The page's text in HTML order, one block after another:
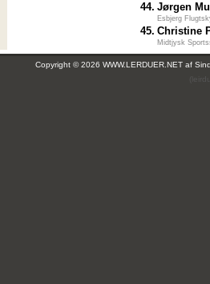
44. Jørgen
Esbjerg
45. Christine
Midtjysk
Copyright © 2026 WWW.LERDUER.NET af